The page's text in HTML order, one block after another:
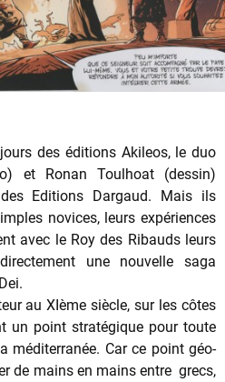
des éditions Akileos, le duo
et Ronan Toulhoat (dessin)
Editions Dargaud. Mais ils
novices, leurs expériences
avec le Roy des Ribauds leurs
une nouvelle saga
au XIème siècle, sur les côtes
un point stratégique pour toute
méditerranée. Car ce point géo-
de mains en mains entre grecs,